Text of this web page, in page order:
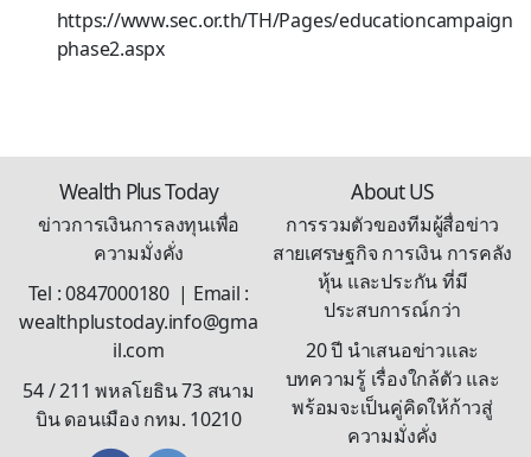
https://www.sec.or.th/TH/Pages/educationcampaign
phase2.aspx
Wealth Plus Today
ข่าวการเงินการลงทุนเพื่อ
ความมั่งคั่ง
Tel : 0847000180 | Email :
wealthplustoday.info@gma
il.com
54 / 211 พหลโยธิน 73 สนาม
บิน ดอนเมือง กทม. 10210
About US
การรวมตัวของทีมผู้สื่อข่าว
สายเศรษฐกิจ การเงิน การคลัง
หุ้น และประกัน ที่มี
ประสบการณ์กว่า
20 ปี นำเสนอข่าวและ
บทความรู้ เรื่องใกล้ตัว และ
พร้อมจะเป็นคู่คิดให้ก้าวสู่
ความมั่งคั่ง